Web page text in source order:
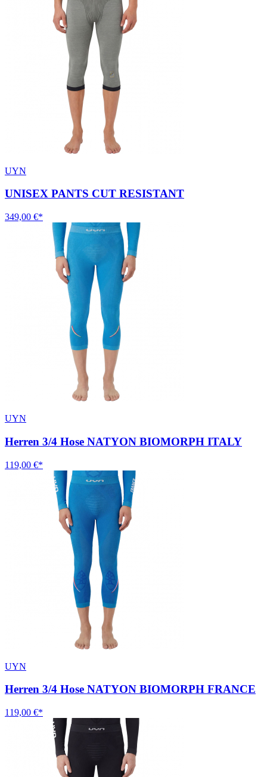
UYN
UNISEX PANTS CUT RESISTANT
349,00 €*
UYN
Herren 3/4 Hose NATYON BIOMORPH ITALY
119,00 €*
UYN
Herren 3/4 Hose NATYON BIOMORPH FRANCE
119,00 €*